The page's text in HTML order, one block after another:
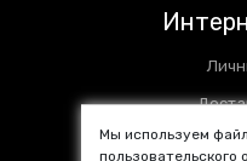
1 485
Мы используем
пользовательского